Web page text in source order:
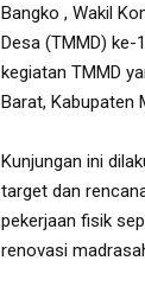
Bangko , Wakil
Desa (TMMD)
kegiatan TMMD
Barat, Kabupaten
Kunjungan ini
target dan
pekerjaan fisik
renovasi